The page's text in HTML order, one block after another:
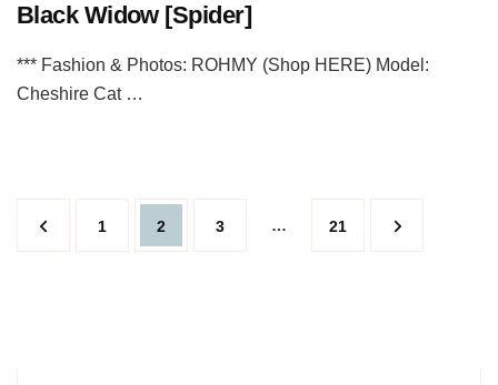
Black Widow [Spider]
*** Fashion & Photos: ROHMY (Shop HERE) Model:
Cheshire Cat …
Beitragsnavigation
Page
1 Page
2 Page
3 … Page
21